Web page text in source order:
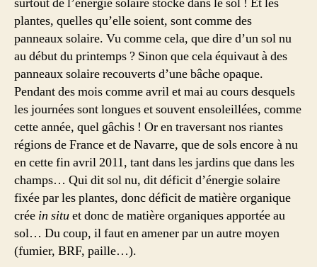
plantes, quelles qu’elle soient, sont comme des
panneaux solaire. Vu comme cela, que dire d’un sol nu
au début du printemps ? Sinon que cela équivaut à des
panneaux solaire recouverts d’une bâche opaque.
Pendant des mois comme avril et mai au cours desquels
les journées sont longues et souvent ensoleillées, comme
cette année, quel gâchis ! Or en traversant nos riantes
régions de France et de Navarre, que de sols encore à nu
en cette fin avril 2011, tant dans les jardins que dans les
champs… Qui dit sol nu, dit déficit d’énergie solaire
fixée par les plantes, donc déficit de matière organique
crée in situet donc de matière organiques apportée au
sol… Du coup, il faut en amener par un autre moyen
(fumier, BRF, paille…).